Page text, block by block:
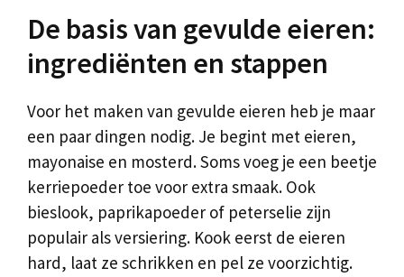
De basis van gevulde eieren:
ingrediënten en stappen
Voor het maken van gevulde eieren heb je maar
een paar dingen nodig. Je begint met eieren,
mayonaise en mosterd. Soms voeg je een beetje
kerriepoeder toe voor extra smaak. Ook
bieslook, paprikapoeder of peterselie zijn
populair als versiering. Kook eerst de eieren
hard, laat ze schrikken en pel ze voorzichtig.